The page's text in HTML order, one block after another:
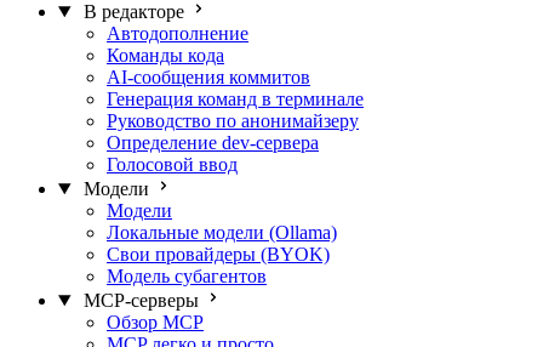
В редакторе
Автодополнение
Команды кода
AI-сообщения коммитов
Генерация команд в терминале
Руководство по анонимайзеру
Определение dev-сервера
Голосовой ввод
Модели
Модели
Локальные модели (Ollama)
Свои провайдеры (BYOK)
Модель субагентов
MCP-серверы
Обзор MCP